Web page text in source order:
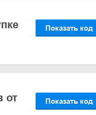
Показать код
от
Показать код